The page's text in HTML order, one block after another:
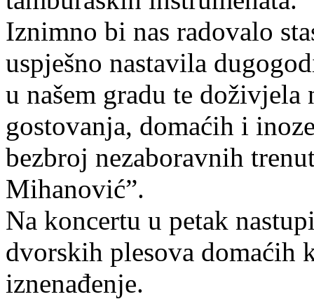
Iznimno bi nas radovalo
uspješno nastavila
u našem gradu te doživjela
gostovanja, domaćih i
bezbroj nezaboravnih
Mihanović”.
Na koncertu u petak
dvorskih plesova domaćih
iznenađenje.